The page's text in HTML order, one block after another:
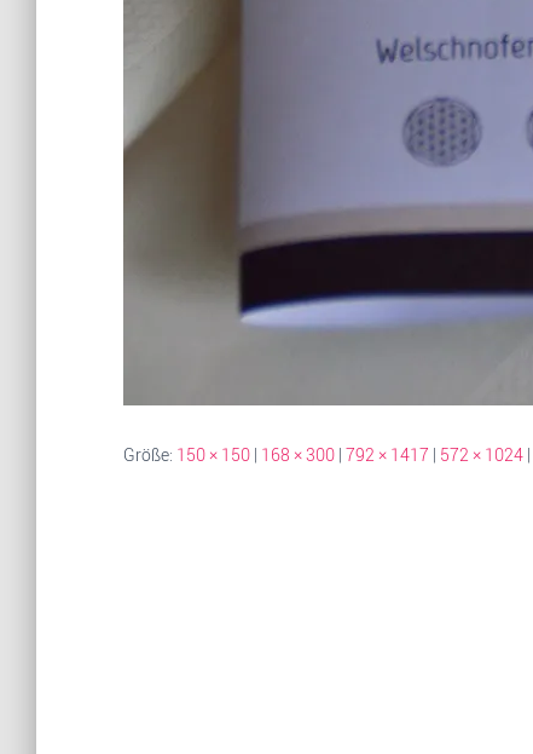
Größe: 150 × 150 | 168 × 300 | 792 × 1417 | 572 × 1024 |